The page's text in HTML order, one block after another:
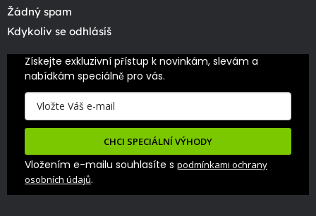
Žádný spam
Kdykoliv se odhlásíš
Získejte exkluzivní přístup k novinkám, slevám a
nabídkám speciálně pro vás.
CHCI SPECIÁLNÍ VÝHODY
Vložením e-mailu souhlasíte s podmínkami ochrany
osobních údajů.